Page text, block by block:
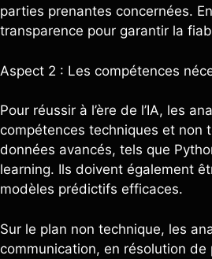
parties prenantes concernées.
transparence pour garantir la
Aspect 2 : Les compétences
Pour réussir à l’ère de l’IA, les
compétences techniques et non
données avancés, tels que
learning. Ils doivent également
modèles prédictifs efficaces.
Sur le plan non technique, les
communication, en résolution de